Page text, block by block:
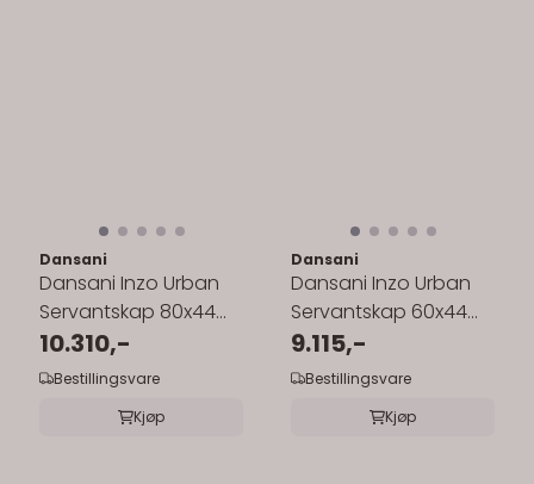
Dansani
Dansani Inzo Urban
Servantskap 80x44
cm med glatt front
for enkel ...
10.310,-
Bestillingsvare
Kjøp
Dansani
Dansani Inzo Urban
Servantskap 60x44
cm med glatt front
for enkel ...
9.115,-
Bestillingsvare
Kjøp